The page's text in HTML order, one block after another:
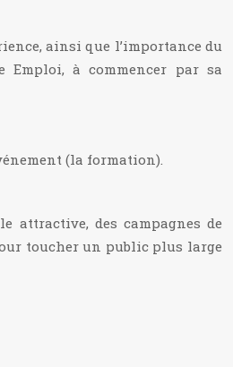
ainsi que l’importance du
Emploi, à commencer par sa
(la formation).
attractive, des campagnes de
toucher un public plus large